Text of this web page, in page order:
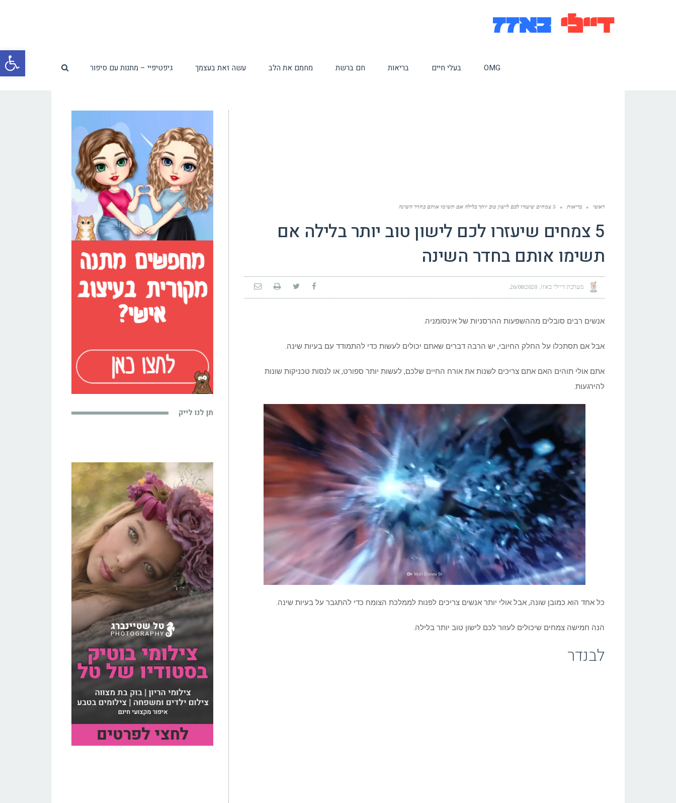
OMG בעלי חיים בריאות חם ברשת מחמם את הלב עשה זאת בעצמך גיפטיפיי – מתנות עם סיפור
ראשי » בריאות » 5 צמחים שיעזרו לכם לישון טוב יותר בלילה אם תשימו אותם בחדר השינה
5 צמחים שיעזרו לכם לישון טוב יותר בלילה אם
תשימו אותם בחדר השינה
מערכת דיילי באזז 26/08/2020
אנשים רבים סובלים מההשפעות ההרסניות של אינסומניה.
אבל אם תסתכלו על החלק החיובי, יש הרבה דברים שאתם יכולים לעשות כדי להתמודד עם בעיות שינה.
אתם אולי תוהים האם אתם צריכים לשנות את אורח החיים שלכם, לעשות יותר ספורט, או לנסות טכניקות שונות
להירגעות.
כל אחד הוא כמובן שונה, אבל אולי יותר אנשים צריכים לפנות לממלכת הצומח כדי להתגבר על בעיות שינה.
הנה חמישה צמחים שיכולים לעזור לכם לישון טוב יותר בלילה.
לבנדר
תן לנו לייק